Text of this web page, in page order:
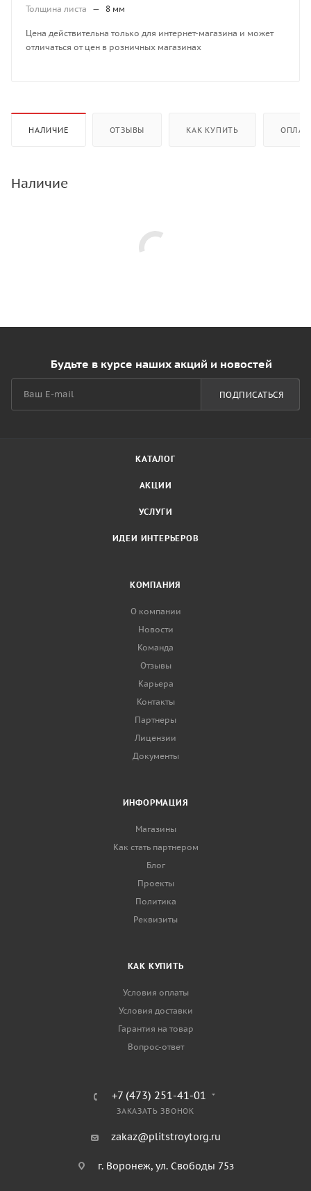
Толщина листа
— 8 мм
Цена действительна только для интернет-магазина и может
отличаться от цен в розничных магазинах
НАЛИЧИЕ ОТЗЫВЫ КАК КУПИТЬ
Наличие
Будьте в курсе наших акций и новостей
ПОДПИСАТЬСЯ
КАТАЛОГ
АКЦИИ
УСЛУГИ
ИДЕИ ИНТЕРЬЕРОВ
КОМПАНИЯ
О компании
Новости
Команда
Отзывы
Карьера
Контакты
Партнеры
Лицензии
Документы
ИНФОРМАЦИЯ
Магазины
Как стать партнером
Блог
Проекты
Политика
Реквизиты
КАК КУПИТЬ
Условия оплаты
Условия доставки
Гарантия на товар
Вопрос-ответ
+7 (473) 251-41-01
ЗАКАЗАТЬ ЗВОНОК
zakaz@plitstroytorg.ru
г. Воронеж, ул. Свободы 75з